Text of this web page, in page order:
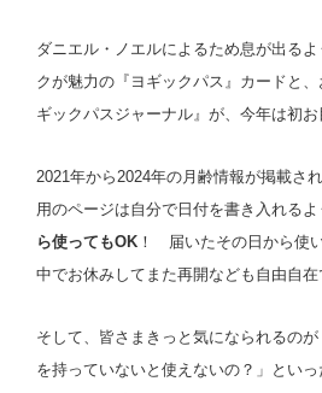
ダニエル・ノエルによるため息が出る
クが魅力の『ヨギックパス』カードと
ギックパスジャーナル』が、今年は初お
2021年から2024年の月齢情報が掲載さ
用のページは自分で日付を書き入れるよ
ら使ってもOK ！ 届いたその日から使
中でお休みしてまた再開なども自由自在
そして、皆さまきっと気になられるの
を持っていないと使えないの？」とい